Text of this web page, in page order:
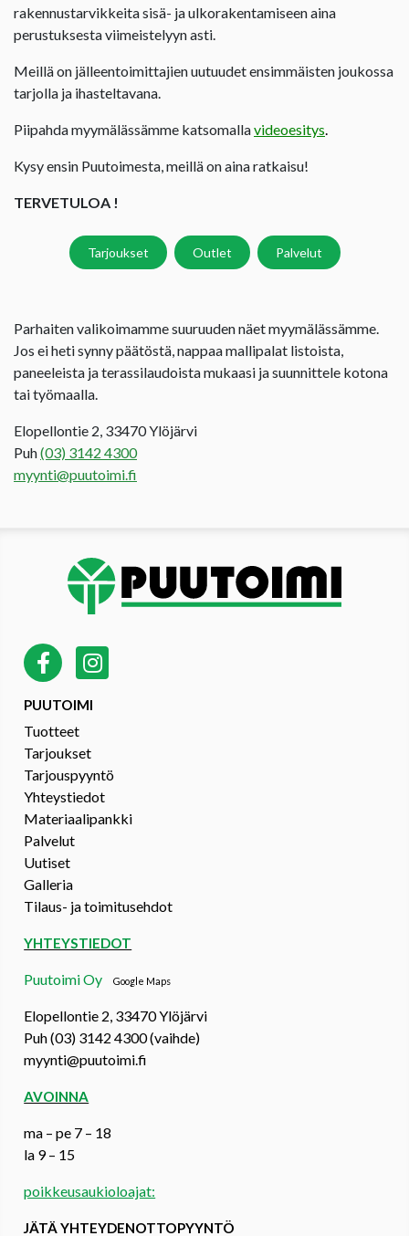
rakennustarvikkeita sisä- ja ulkorakentamiseen aina
perustuksesta viimeistelyyn asti.
Meillä on jälleentoimittajien uutuudet ensimmäisten joukossa
tarjolla ja ihasteltavana.
Piipahda myymälässämme katsomallavideoesitys.
Kysy ensin Puutoimesta, meillä on aina ratkaisu!
TERVETULOA !
Tarjoukset Outlet Palvelut
Parhaiten valikoimamme suuruuden näet myymälässämme.
Jos ei heti synny päätöstä, nappaa mallipalat listoista,
paneeleista ja terassilaudoista mukaasi ja suunnittele kotona
tai työmaalla.
Elopellontie 2, 33470 Ylöjärvi
Puh(03) 3142 4300
myynti@puutoimi.fi
PUUTOIMI
Tuotteet
Tarjoukset
Tarjouspyyntö
Yhteystiedot
Materiaalipankki
Palvelut
Uutiset
Galleria
Tilaus- ja toimitusehdot
YHTEYSTIEDOT
Puutoimi OyGoogle Maps
Elopellontie 2, 33470 Ylöjärvi
Puh (03) 3142 4300 (vaihde)
myynti@puutoimi.fi
AVOINNA
ma – pe 7 – 18
la 9 – 15
poikkeusaukioloajat:
JÄTÄ YHTEYDENOTTOPYYNTÖ